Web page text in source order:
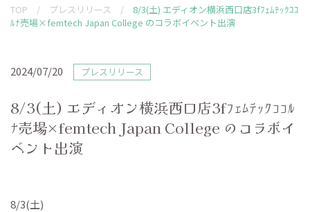
TOP / プレスリリース /
8/3(土) エディオン横浜西口店3fﾌｪﾑﾃｯｸｺｺ
ﾙﾅ売場×femtech Japan College のコラボイベント出演
2024/07/20 プレスリリース
8/3(土) エディオン横浜西口店3fﾌｪﾑﾃｯｸｺｺﾙ
ﾅ売場×femtech Japan College のコラボイ
ベント出演
8/3(土)